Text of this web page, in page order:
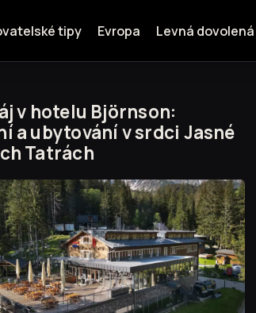
tipy Evropa Levná dovolená
v hotelu Björnson:
a ubytování v srdci Jasné
Tatrách